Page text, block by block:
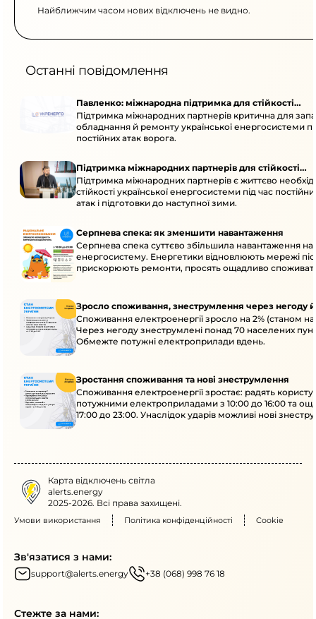
Найближчим часом нових відключень не видно.
Останні повідомлення
Павленко: міжнародна підтримка для стійкості
енергосистеми
Підтримка міжнародних партнерів критична для
обладнання й ремонту української енергосистеми
постійних атак ворога.
Підтримка міжнародних партнерів для стійкості
енергосистеми
Підтримка міжнародних партнерів є життєво
стійкості української енергосистеми під час
атак і підготовки до наступної зими.
Серпнева спека: як зменшити навантаження
Серпнева спека суттєво збільшила навантаження на
енергосистему. Енергетики відновлюють мережі
прискорюють ремонти, просять ощадливо
Зросло споживання, знеструмлення через негоду
Споживання електроенергії зросло на 2% (станом на
Через негоду знеструмлені понад 70 населених
Обмежте потужні електроприлади вдень.
Зростання споживання та нові знеструмлення
Споживання електроенергії зростає: радять
потужними електроприладами з 10:00 до 16:00 та
17:00 до 23:00. Унаслідок ударів можливі нові
Карта відключень світла
alerts.energy
2025-2026. Всі права захищені.
Умови використання Політика конфіденційності Cookie
Зв'язатися з нами:
support@alerts.energy +38 (068) 998 76 18
Стежте за нами: